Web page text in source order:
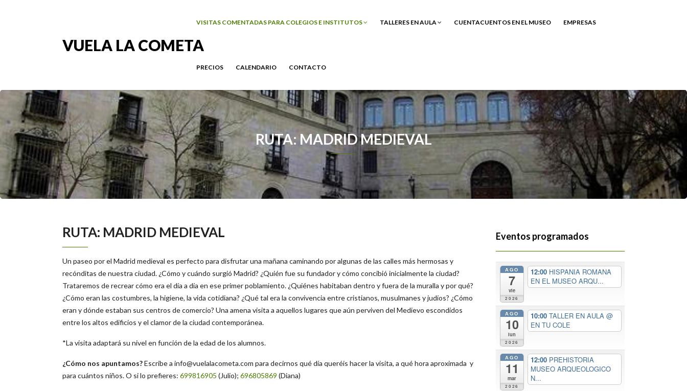
VUELA LA COMETA
VISITAS COMENTADAS PARA COLEGIOS E INSTITUTOS TALLERES EN AULA CUENTACUENTOS EN EL MUSEO EMPRESAS
PRECIOS CALENDARIO CONTACTO
RUTA: MADRID MEDIEVAL
RUTA: MADRID MEDIEVAL
Un paseo por el Madrid medieval es perfecto para disfrutar una mañana caminando por algunas de las calles más hermosas y
recónditas de nuestra ciudad. ¿Cómo y cuándo surgió Madrid? ¿Quién fue su fundador y cómo concibió inicialmente la ciudad?
Trataremos de recrear cómo era el día a día en ese primer poblamiento. ¿Quiénes habitaban dentro y fuera de la muralla y por qué?
¿Cómo eran las costumbres, la higiene, la vida cotidiana? ¿Qué tal era la convivencia entre cristianos, musulmanes y judíos? ¿Cómo
eran y dónde estaban sus centros de comercio? Una amena visita a aquellos lugares que aún perviven del Medievo escondidos
entre los altos edificios y el clamor de la ciudad contemporánea.
*La visita adaptará su nivel en función de la edad de los alumnos.
¿Cómo nos apuntamos?Escribe a info@vuelalacometa.com para decirnos qué día queréis hacer la visita, a qué hora aproximada y
para cuántos niños. O si lo prefieres: 699816905 (Julio); 696805869 (Diana)
Eventos programados
AGO
7
vie
2026
12:00 HISPANIA ROMANA
EN EL MUSEO ARQU...
AGO
10
lun
2026
10:00TALLER EN AULA@
EN TU COLE
AGO
11
mar
2026
12:00 PREHISTORIA
MUSEO ARQUEOLOGICO
N...